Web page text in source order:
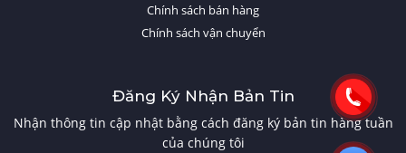
Chính sách bán hàng
Chính sách vận chuyển
Đăng Ký Nhận Bản Tin
Nhận thông tin cập nhật bằng cách đăng ký bản tin hàng tuần
của chúng tôi